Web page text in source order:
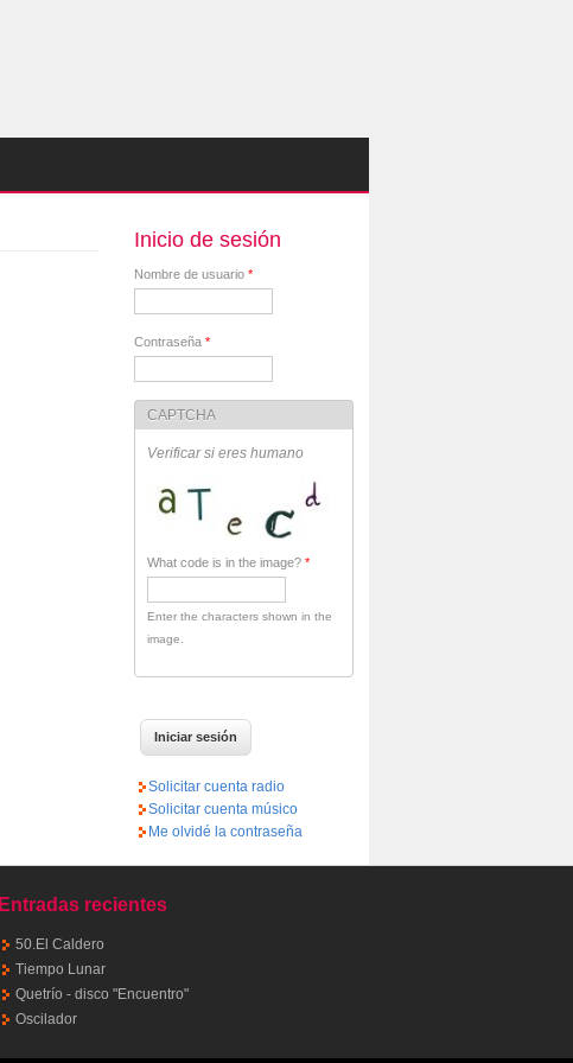
Inicio de sesión
Nombre de usuario *
Contraseña *
CAPTCHA
Verificar si eres humano
What code is in the image? *
Enter the characters shown in the
image.
Solicitar cuenta radio
Solicitar cuenta músico
Me olvidé la contraseña
Entradas recientes
50.El Caldero
Tiempo Lunar
Quetrío - disco "Encuentro"
Oscilador